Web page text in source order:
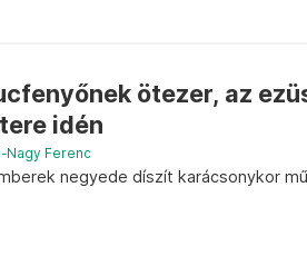
ötezer, az
idén
Nagy Ferenc
negyede díszít karácsonykor